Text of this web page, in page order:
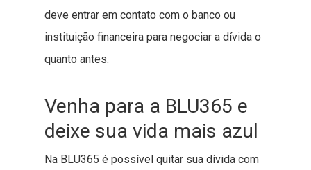
deve entrar em contato com o banco ou
instituição financeira para negociar a dívida o
quanto antes.
Venha para a BLU365 e
deixe sua vida mais azul
Na BLU365 é possível quitar sua dívida com